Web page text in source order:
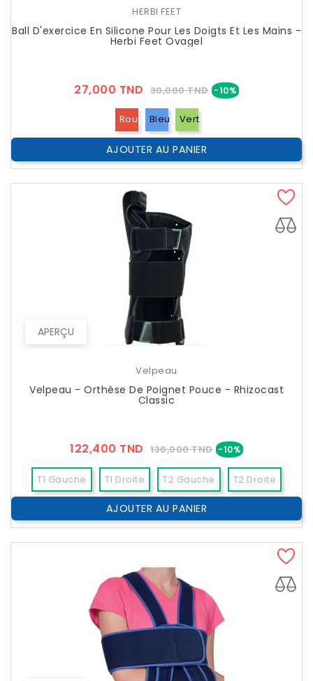
HERBI FEET
Ball D'exercice En Silicone Pour Les Doigts Et Les Mains -
Herbi Feet Ovagel
27,000 TND Prix
Public
30,000 TND -10%Prix
RougeBleu Vert
AJOUTER AU PANIER
APERÇU
Velpeau
Velpeau - Orthèse De Poignet Pouce - Rhizocast
Classic
122,400 TND Prix
Public
136,000 TND -10%Prix
T1 Gauche T1 Droite T2 Gauche T2 Droite
T3 Gauche T3 Droite
AJOUTER AU PANIER